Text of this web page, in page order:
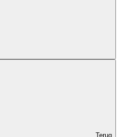
Terug